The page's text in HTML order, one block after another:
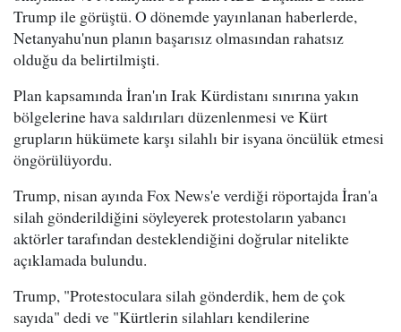
Trump ile görüştü. O dönemde yayınlanan haberlerde,
Netanyahu'nun planın başarısız olmasından rahatsız
olduğu da belirtilmişti.
Plan kapsamında İran'ın Irak Kürdistanı sınırına yakın
bölgelerine hava saldırıları düzenlenmesi ve Kürt
grupların hükümete karşı silahlı bir isyana öncülük etmesi
öngörülüyordu.
Trump, nisan ayında Fox News'e verdiği röportajda İran'a
silah gönderildiğini söyleyerek protestoların yabancı
aktörler tarafından desteklendiğini doğrular nitelikte
açıklamada bulundu.
Trump, "Protestoculara silah gönderdik, hem de çok
sayıda" dedi ve "Kürtlerin silahları kendilerine